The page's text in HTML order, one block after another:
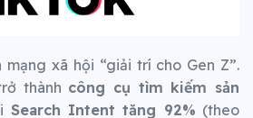
mạng xã hội “giải trí cho Gen Z”.
thành công cụ tìm kiếm sản
Search Intent tăng 92% (theo